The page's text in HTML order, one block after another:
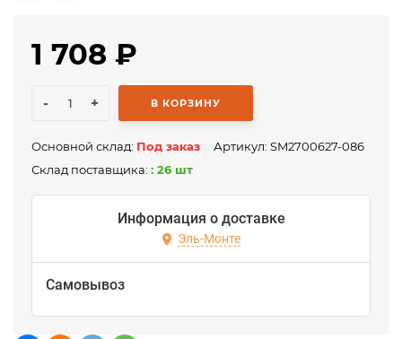
1 708 ₽
- + В КОРЗИНУ
Основной склад: Под заказ
Склад поставщика: : 26 шт
Артикул: SM2700627-086
Информация о доставке
Эль-Монте
Самовывоз